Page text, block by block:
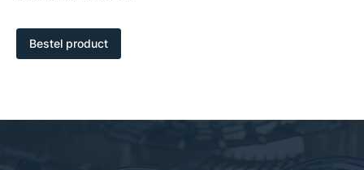
Bestel product